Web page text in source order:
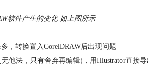
软件产生的变化 如上图所示
，转换置入CorelDRAW后出现问题
他法，只有舍弃再编辑)，用Illustrator直接